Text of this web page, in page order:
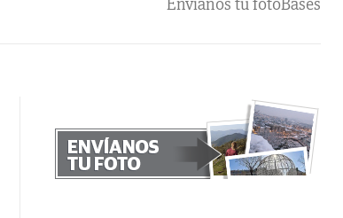
Envíanos tu fotoBases